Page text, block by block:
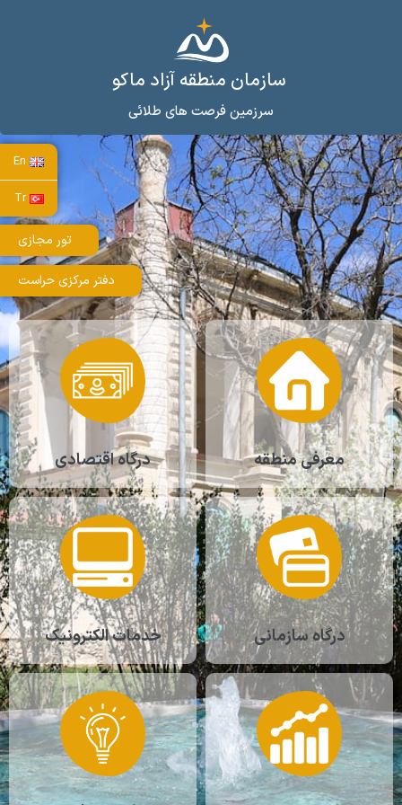
سازمان منطقه آزاد ماکو
سرزمین فرصت های طلائی
En
Tr
تور مجازی
دفتر مرکزی حراست
معرفی منطقه درگاه اقتصادی
درگاه سازمانی خدمات الکترونیک